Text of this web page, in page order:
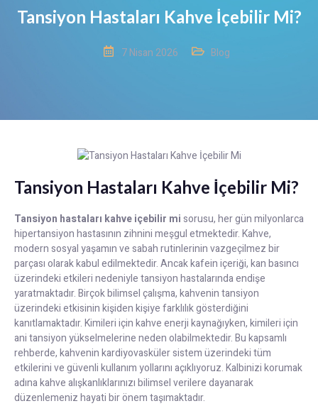
Tansiyon Hastaları Kahve İçebilir Mi?
7 Nisan 2026 Blog
Tansiyon Hastaları Kahve İçebilir Mi?
Tansiyon hastaları kahve içebilir misorusu, her gün milyonlarca
hipertansiyon hastasının zihnini meşgul etmektedir. Kahve,
modern sosyal yaşamın ve sabah rutinlerinin vazgeçilmez bir
parçası olarak kabul edilmektedir. Ancak kafein içeriği, kan basıncı
üzerindeki etkileri nedeniyle tansiyon hastalarında endişe
yaratmaktadır. Birçok bilimsel çalışma, kahvenin tansiyon
üzerindeki etkisinin kişiden kişiye farklılık gösterdiğini
kanıtlamaktadır. Kimileri için kahve enerji kaynağıyken, kimileri için
ani tansiyon yükselmelerine neden olabilmektedir. Bu kapsamlı
rehberde, kahvenin kardiyovasküler sistem üzerindeki tüm
etkilerini ve güvenli kullanım yollarını açıklıyoruz. Kalbinizi korumak
adına kahve alışkanlıklarınızı bilimsel verilere dayanarak
düzenlemeniz hayati bir önem taşımaktadır.